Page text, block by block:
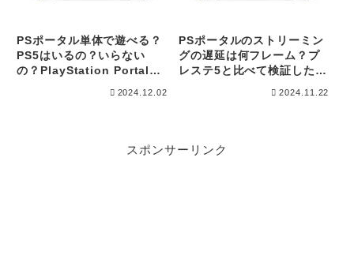
PSポータル単体で遊べる？
PS5はいるの？いらない
の？PlayStation Portalの
2024.12.02
PSポータルのストリーミン
グの遅延は何フレーム？プ
レステ5と比べて検証した結
2024.11.22
スポンサーリンク